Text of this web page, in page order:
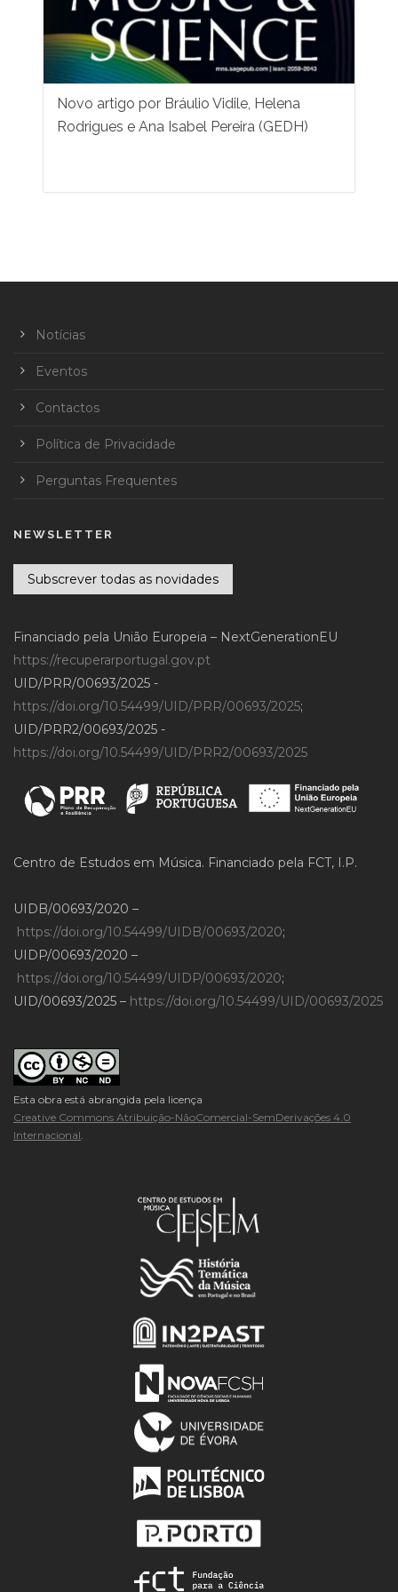
Novo artigo por Bráulio Vidile, Helena
Rodrigues e Ana Isabel Pereira (GEDH)
Notícias
Eventos
Contactos
Política de Privacidade
Perguntas Frequentes
NEWSLETTER
Subscrever todas as novidades
Financiado pela União Europeia – NextGenerationEU
https://recuperarportugal.gov.pt
UID/PRR/00693/2025 -
https://doi.org/10.54499/UID/PRR/00693/2025;
UID/PRR2/00693/2025 -
https://doi.org/10.54499/UID/PRR2/00693/2025
Centro de Estudos em Música. Financiado pela FCT, I.P.
UIDB/00693/2020 –
https://doi.org/10.54499/UIDB/00693/2020;
UIDP/00693/2020 –
https://doi.org/10.54499/UIDP/00693/2020;
UID/00693/2025 – https://doi.org/10.54499/UID/00693/2025
Esta obra está abrangida pela licença
Creative Commons Atribuição-NãoComercial-SemDerivações 4.0
Internacional